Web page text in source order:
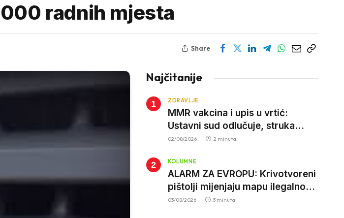
radnih mjesta
Share
Najčitanije
ZDRAVLJE
MMR vakcina i upis u vrtić:
Ustavni sud odlučuje, struka
poziva roditelje da vjeruju nauci
02/08/2026 2 minuta
KOLUMNE
ALARM ZA EVROPU: Krivotvoreni
pištolji mijenjaju mapu ilegalnog
tržišta, istrage ukazuju na
03/08/2026 3 minuta